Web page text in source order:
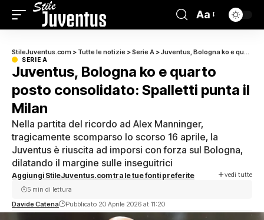
Aa
StileJuventus.com > Tutte le notizie >Serie A >Juventus, Bologna ko e quarto posto consolidato: Spalletti punta il Milan
SERIE A
Juventus, Bologna ko e quarto
posto consolidato: Spalletti punta il
Milan
Nella partita del ricordo ad Alex Manninger,
tragicamente scomparso lo scorso 16 aprile, la
Juventus è riuscita ad imporsi con forza sul Bologna,
dilatando il margine sulle inseguitrici
Aggiungi StileJuventus.com tra le tue fonti preferite vedi tutte
Davide Catena Pubblicato 20 Aprile 2026 at 11:20
5 min di lettura